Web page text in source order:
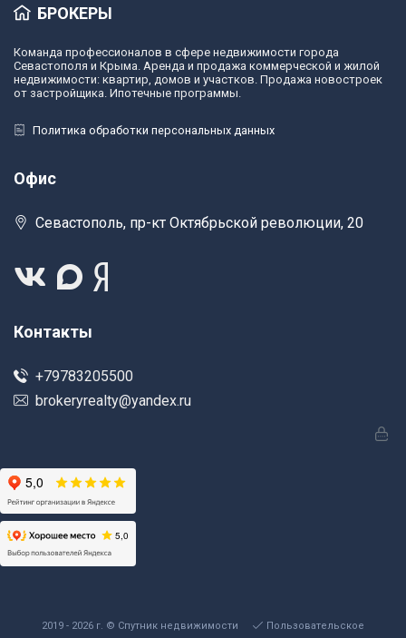
БРОКЕРЫ
Команда профессионалов в сфере недвижимости города
Севастополя и Крыма. Аренда и продажа коммерческой и жилой
недвижимости: квартир, домов и участков. Продажа новостроек
от застройщика. Ипотечные программы.
Политика обработки персональных данных
Офис
Севастополь, пр-кт Октябрьской революции, 20
Контакты
+79783205500
brokeryrealty@yandex.ru
2019 - 2026 г. © Спутник недвижимости Пользовательское